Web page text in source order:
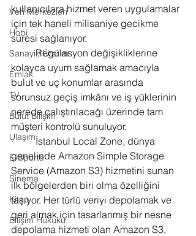
Veri Merkezleri
Hobi
Sanayi / Üretim
Emlak
TV
Bulut Bilişim
Ulaşım
E-Sports
Sinema
Kitap
Bilişim Hukuku
kullanıcılara hizmet veren uygulamalar
için tek haneli milisaniye gecikme
süresi sağlanıyor.
·         Regülasyon değişikliklerine
kolayca uyum sağlamak amacıyla
bulut ve uç konumlar arasında
sorunsuz geçiş imkânı ve iş yüklerinin
nerede çalıştırılacağı üzerinde tam
müşteri kontrolü sunuluyor.
· İstanbul Local Zone, dünya
genelinde Amazon Simple Storage
Service (Amazon S3) hizmetini sunan
ilk bölgelerden biri olma özelliğini
taşıyor. Her türlü veriyi depolamak ve
geri almak için tasarlanmış bir nesne
depolama hizmeti olan Amazon S3,